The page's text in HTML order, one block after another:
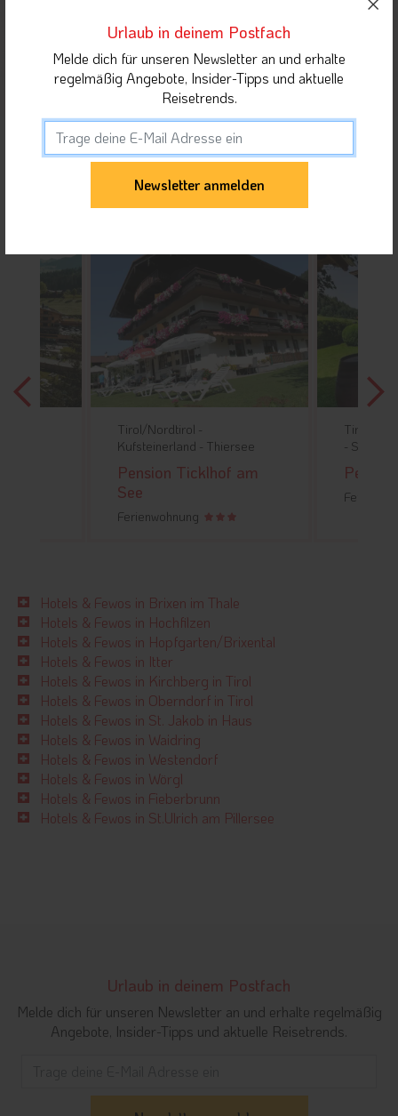
Unterkunft teilen
Gäste dieser Unterkunft haben sich auch für
folgende Unterkünfte interessiert
Tirol/Nordtirol -
Kufsteinerland - Thiersee
Pension Ticklhof am
See
Ferienwohnung
Tirol/
- Söll
Hotels & Fewos in Brixen im Thale
Hotels & Fewos in Hochfilzen
Hotels & Fewos in Hopfgarten/Brixental
Hotels & Fewos in Itter
Hotels & Fewos in Kirchberg in Tirol
Hotels & Fewos in Oberndorf in Tirol
Hotels & Fewos in St. Jakob in Haus
Hotels & Fewos in Waidring
Hotels & Fewos in Westendorf
Hotels & Fewos in Wörgl
Hotels & Fewos in Fieberbrunn
Hotels & Fewos in St.Ulrich am Pillersee
Urlaub in deinem Postfach
Melde dich für unseren Newsletter an und erhalte regelmäßig
Angebote, Insider-Tipps und aktuelle Reisetrends.
Urlaub in deinem Postfach
Melde dich für unseren Newsletter an und erhalte
regelmäßig Angebote, Insider-Tipps und aktuelle
Reisetrends.